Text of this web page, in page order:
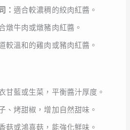
： 適合較濃稠的絞肉紅醬。
燉牛肉或燉豬肉紅醬。
較溫和的雞肉或豬肉紅醬。
甘藍或生菜，平衡醬汁厚度。
、烤甜椒，增加自然甜味。
菇或鴻喜菇，能強化鮮味。